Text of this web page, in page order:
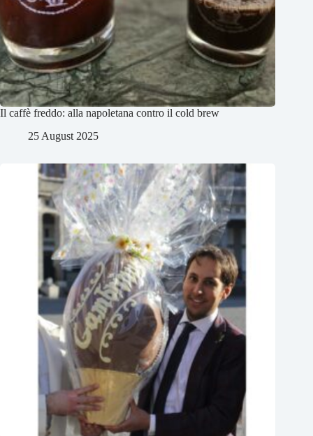
Il caffè freddo: alla napoletana contro il cold brew
25 August 2025